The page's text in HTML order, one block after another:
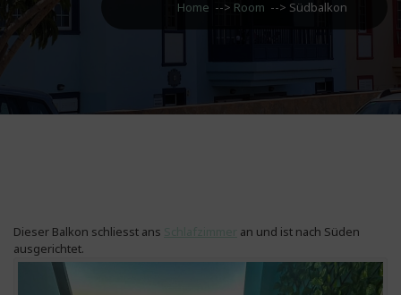
Home --> Room --> Südbalkon
Dieser Balkon schliesst ans
an und ist nach Süden
ausgerichtet.